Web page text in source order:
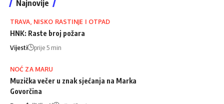
Najnovije
TRAVA, NISKO RASTINJE I OTPAD
HNK: Raste broj požara
Vijesti prije 5 min
NOĆ ZA MARU
Muzička večer u znak sjećanja na Marka
Govorčina